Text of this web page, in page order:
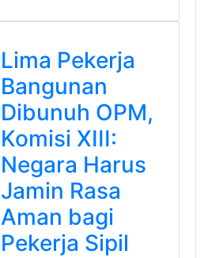
Lima Pekerja
Bangunan
Dibunuh OPM,
Komisi XIII:
Negara Harus
Jamin Rasa
Aman bagi
Pekerja Sipil